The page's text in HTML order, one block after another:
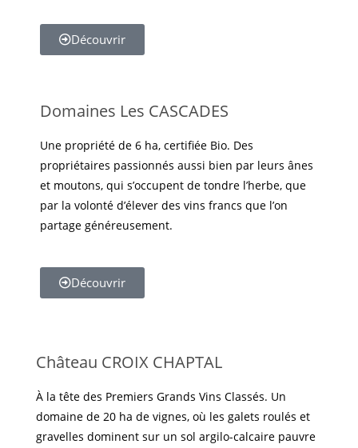
Découvrir
Domaines Les CASCADES
Une propriété de 6 ha, certifiée Bio. Des
propriétaires passionnés aussi bien par leurs ânes
et moutons, qui s’occupent de tondre l’herbe, que
par la volonté d’élever des vins francs que l’on
partage généreusement.
Découvrir
Château CROIX CHAPTAL
À la tête des Premiers Grands Vins Classés. Un
domaine de 20 ha de vignes, où les galets roulés et
gravelles dominent sur un sol argilo-calcaire pauvre